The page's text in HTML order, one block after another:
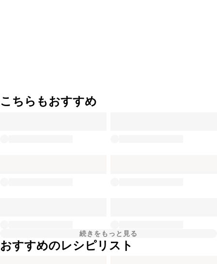
こちらもおすすめ
続きをもっと見る
おすすめのレシピリスト